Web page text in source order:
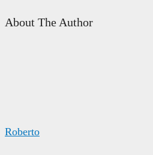
About The Author
Roberto